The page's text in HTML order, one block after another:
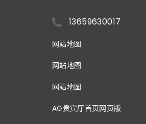
13659630017
网站地图
网站地图
网站地图
AG贵宾厅首页网页版